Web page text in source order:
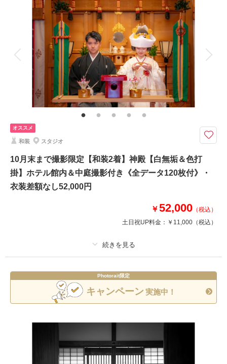
撮影料 新婦衣装1着 新郎衣装1着
着付け ヘアメイク 小物一式
アルバム データ 100 カット 台紙付写真
衣装追加 会食 挙式
家族用衣装レンタル ペットと撮影
その他含むもの
ご新婦様ヘアスタイル含む 洋髪orかつら綿帽子orかつら角隠し お二人の
着付け 和装小物一式 （新婦衣裳は差額なしで選べます） 古民家撮影申
10月末まで撮影で東京の古民家『内田家住宅』和装撮影が期間限定で68,00
0円100カット◎前撮りやフォトウェディングに！
華雅苑練馬店限定 和装ロケーション【古民家 内田家住宅】コミコミ68,0
00円
【練馬限定古民家撮影プラン】
●新郎新婦和装各１着
オススメ
和装 スタジオ
10月末まで撮影限定【和装2着】神殿【白無垢＆色打
掛】ホテル館内＆中庭撮影付き《全データ120枚付》・
衣装差額なし52,000円
￥52,000 （税込）
土日祝UP料金： ￥11,000 （税込）
撮影料 新婦衣装2着 新郎衣装1着
ヘアメイク
家族用衣装レンタル
その他含むもの
Photorait限定
キャンペーン 実施中！